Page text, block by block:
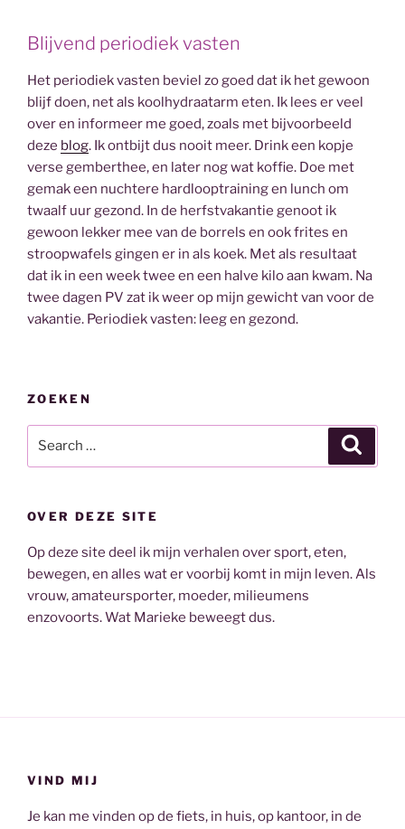
Blijvend periodiek vasten
Het periodiek vasten beviel zo goed dat ik het gewoon
blijf doen, net als koolhydraatarm eten. Ik lees er veel
over en informeer me goed, zoals met bijvoorbeeld
deze blog. Ik ontbijt dus nooit meer. Drink een kopje
verse gemberthee, en later nog wat koffie. Doe met
gemak een nuchtere hardlooptraining en lunch om
twaalf uur gezond. In de herfstvakantie genoot ik
gewoon lekker mee van de borrels en ook frites en
stroopwafels gingen er in als koek. Met als resultaat
dat ik in een week twee en een halve kilo aan kwam. Na
twee dagen PV zat ik weer op mijn gewicht van voor de
vakantie. Periodiek vasten: leeg en gezond.
ZOEKEN
OVER DEZE SITE
Op deze site deel ik mijn verhalen over sport, eten,
bewegen, en alles wat er voorbij komt in mijn leven. Als
vrouw, amateursporter, moeder, milieumens
enzovoorts. Wat Marieke beweegt dus.
VIND MIJ
Je kan me vinden op de fiets, in huis, op kantoor, in de